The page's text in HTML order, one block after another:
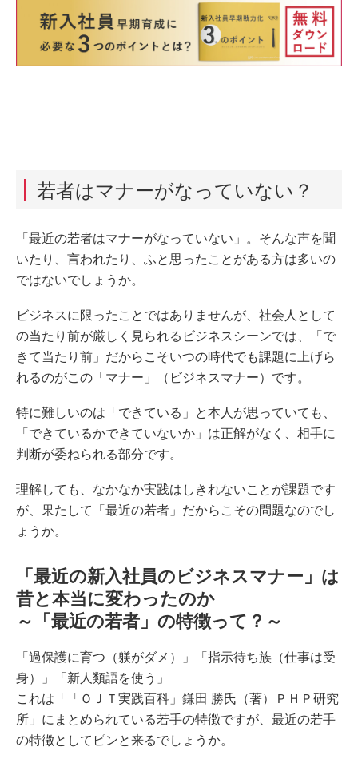
若者はマナーがなっていない？
「最近の若者はマナーがなっていない」。そんな声を聞
いたり、言われたり、ふと思ったことがある方は多いの
ではないでしょうか。
ビジネスに限ったことではありませんが、社会人として
の当たり前が厳しく見られるビジネスシーンでは、「で
きて当たり前」だからこそいつの時代でも課題に上げら
れるのがこの「マナー」（ビジネスマナー）です。
特に難しいのは「できている」と本人が思っていても、
「できているかできていないか」は正解がなく、相手に
判断が委ねられる部分です。
理解しても、なかなか実践はしきれないことが課題です
が、果たして「最近の若者」だからこその問題なのでし
ょうか。
「最近の新入社員のビジネスマナー」は
昔と本当に変わったのか
～「最近の若者」の特徴って？～
「過保護に育つ（躾がダメ）」「指示待ち族（仕事は受
身）」「新人類語を使う」
これは「「ＯＪＴ実践百科」鎌田 勝氏（著）ＰＨＰ研究
所」にまとめられている若手の特徴ですが、最近の若手
の特徴としてピンと来るでしょうか。